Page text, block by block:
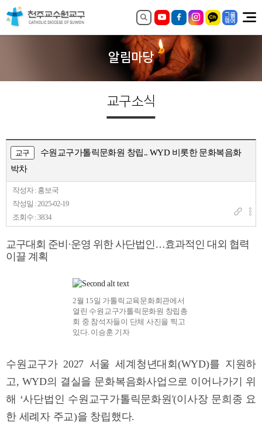
알림마당
교구소식
교구
수원교구가톨릭문화원 창립.. WYD 비롯한 문화복음화
박차
작성자 : 홍보국
작성일 : 2025-02-19
조회수 : 3834
교구대회 준비·운영 위한 사단법인…효과적인 대외 협력
이끌 계획
2월 15일 가톨릭교육문화회관에서
열린 수원교구가톨릭문화원 창립총
회 중 참석자들이 단체 사진을 찍고
있다. 이승훈 기자
수원교구가 2027 서울 세계청년대회(WYD)를 지원하
고, WYD의 결실을 문화복음화사업으로 이어나가기 위
해 ‘사단법인 수원교구가톨릭문화원'(이사장 문희종 요
한 세례자 주교)을 창립했다.